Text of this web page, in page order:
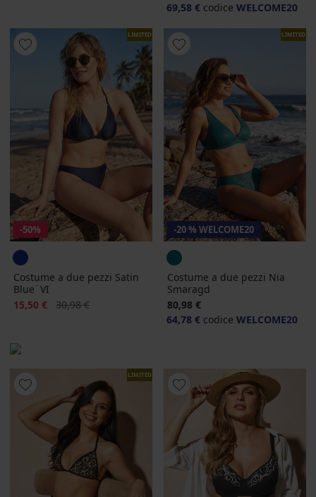
69,58 € codice WELCOME20
LIMITED
-50%
Costume a due pezzi Satin
Blue¨VI
Sconto
15,50 € Prezzo originale
30,98 €
LIMITED
-20 % WELCOME20
Costume a due pezzi Nia
Smaragd
80,98 €
64,78 € codice WELCOME20
LIMITED